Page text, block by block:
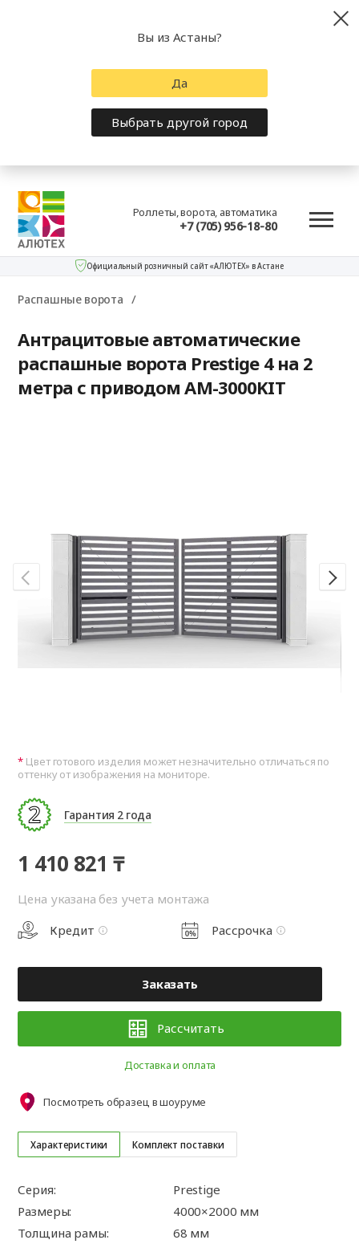
Роллеты, ворота, автоматика
+7 (705) 956-18-80
Официальный розничный сайт «АЛЮТЕХ» в Астане
Распашные ворота
Антрацитовые автоматические
распашные ворота Prestige 4 на 2
метра с приводом AM-3000KIT
Цвет готового изделия может незначительно отличаться по
оттенку от изображения на мониторе.
Характеристики Комплект поставки
Серия:
Prestige
Размеры:
4000×2000 мм
Толщина рамы:
68 мм
Гарантия 2 года
1 410 821 ₸
Цена указана без учета монтажа
Кредит
Рассрочка
Заказать
Рассчитать
Доставка и оплата
Посмотреть образец в шоуруме
Вы из Астаны?
Да
Выбрать другой город